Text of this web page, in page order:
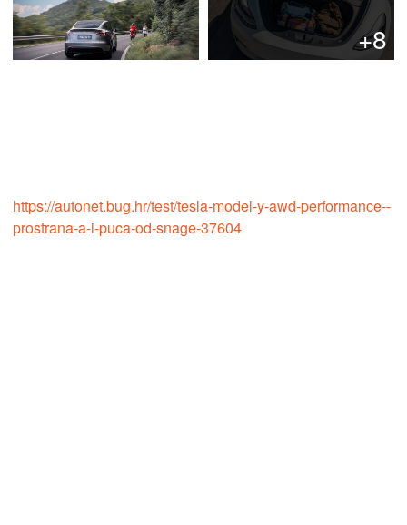
+8
https://autonet.bug.hr/test/tesla-model-y-awd-performance--
prostrana-a-i-puca-od-snage-37604